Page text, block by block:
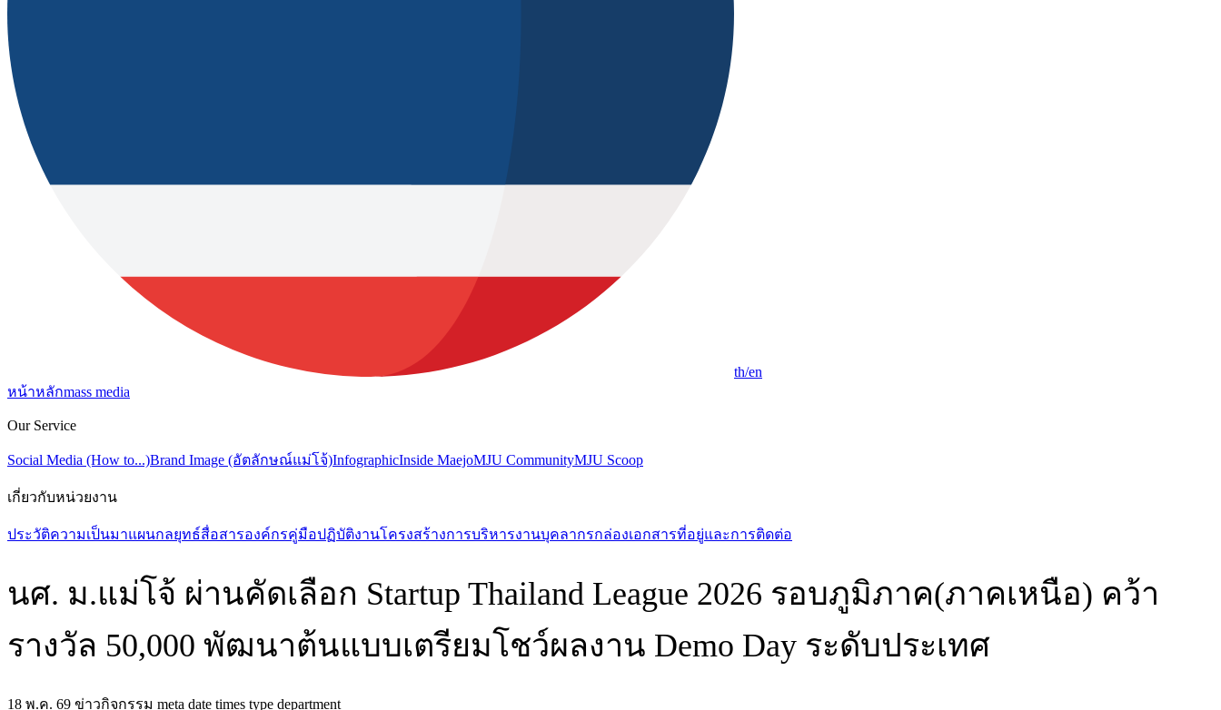
th/en
หน้าหลักmass media
Our Service
Social Media (How to...)Brand Image (อัตลักษณ์แม่โจ้)InfographicInside MaejoMJU CommunityMJU Scoop
เกี่ยวกับหน่วยงาน
ประวัติความเป็นมาแผนกลยุทธ์สื่อสารองค์กรคู่มือปฏิบัติงานโครงสร้างการบริหารงานบุคลากรกล่องเอกสารที่อยู่และการติดต่อ
นศ. ม.แม่โจ้ ผ่านคัดเลือก Startup Thailand League 2026 รอบภูมิภาค(ภาคเหนือ) คว้า
รางวัล 50,000 พัฒนาต้นแบบเตรียมโชว์ผลงาน Demo Day ระดับประเทศ
18 พ.ค. 69 ข่าวกิจกรรม meta date times type department